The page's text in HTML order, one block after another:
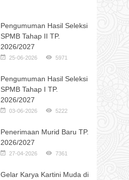
Pengumuman Hasil Seleksi
SPMB Tahap II TP.
2026/2027
25-06-2026 5971
Pengumuman Hasil Seleksi
SPMB Tahap I TP.
2026/2027
03-06-2026 5222
Penerimaan Murid Baru TP.
2026/2027
27-04-2026 7361
Gelar Karya Kartini Muda di